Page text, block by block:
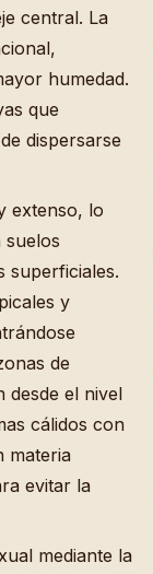
central. La
humedad.
que
dispersarse
extenso, lo
suelos
superficiales.
y
de
desde el nivel
cálidos con
materia
evitar la
mediante la